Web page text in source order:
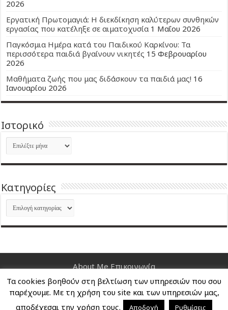
2026
Εργατική Πρωτομαγιά: Η διεκδίκηση καλύτερων συνθηκών
εργασίας που κατέληξε σε αιματοχυσία 1 Μαΐου 2026
Παγκόσμια Ημέρα κατά του Παιδικού Καρκίνου: Τα
περισσότερα παιδιά βγαίνουν νικητές 15 Φεβρουαρίου
2026
Μαθήματα ζωής που μας διδάσκουν τα παιδιά μας! 16
Ιανουαρίου 2026
Ιστορικό
Ιστορικό
Kατηγορίες
Kατηγορίες
About Me Επικοινωνία
Nancy's Blog © Copyright 2026, All Rights Reserved
Τα cookies βοηθούν στη βελτίωση των υπηρεσιών που σου
παρέχουμε. Με τη χρήση του site και των υπηρεσιών μας,
αποδέχεσαι την χρήση τους.
Αποδοχή Ρυθμίσεις